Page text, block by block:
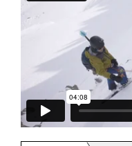
verstehen zu
der
Informationen
Die
Training
einem Profi,
Vorgang
Sie ihn
Wir geben